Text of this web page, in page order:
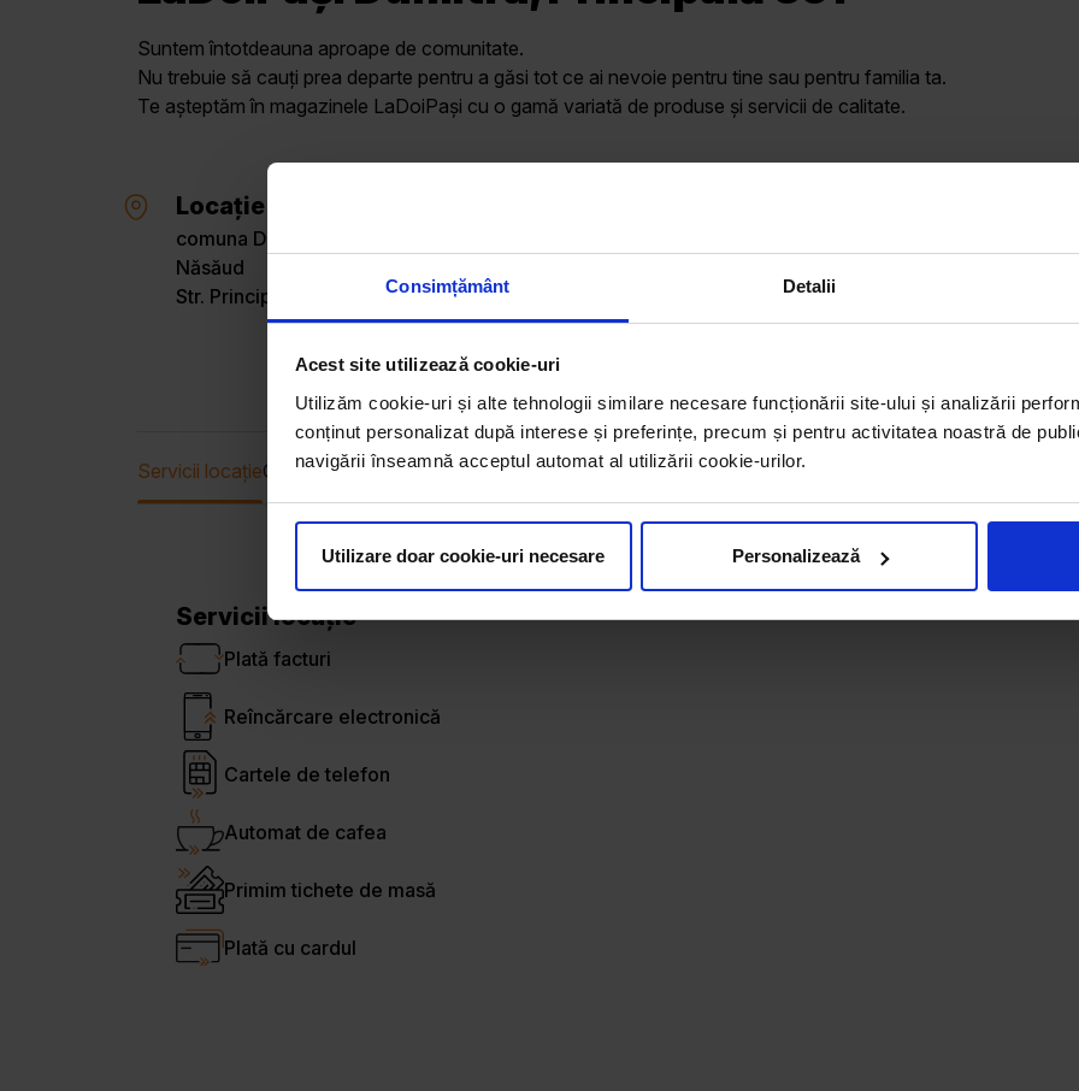
Consimțământ Detalii
Acest site utilizează cookie-uri
Utilizăm cookie-uri și alte tehnologii similare necesare funcționării site-ului și analizării
conținut personalizat după interese și preferințe, precum și pentru activitatea noastră de
navigării înseamnă acceptul automat al utilizării cookie-urilor.
Utilizare doar cookie-uri necesare Personalizează
Suntem întotdeauna aproape de comunitate.
Nu trebuie să cauți prea departe pentru a găsi tot ce ai nevoie pentru tine sau pentru familia ta.
Te așteptăm în magazinele LaDoiPași cu o gamă variată de produse și servicii de calitate.
Locație
comuna Dumitra, sat Dumitra, Bistrița-
Năsăud
Str. Principală, Nr. 351
Servicii locațieOferta curentă
Servicii locație
Plată facturi
Reîncărcare electronică
Cartele de telefon
Automat de cafea
Primim tichete de masă
Plată cu cardul